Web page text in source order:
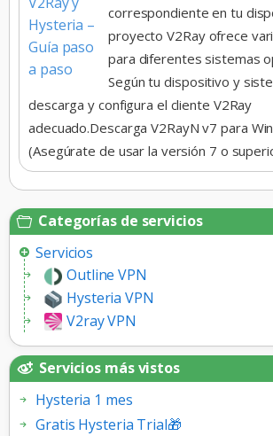
correspondiente en tu
proyecto V2Ray ofrece
para diferentes sistemas
Según tu dispositivo y
descarga y configura el cliente V2Ray
adecuado.Descarga V2RayN v7 para
(Asegúrate de usar la versión 7 o
Categorías de servicios
Servicios
Outline VPN
Hysteria VPN
V2ray VPN
Servicios más vistos
Hysteria 1 mes
Gratis Hysteria Trial🎁